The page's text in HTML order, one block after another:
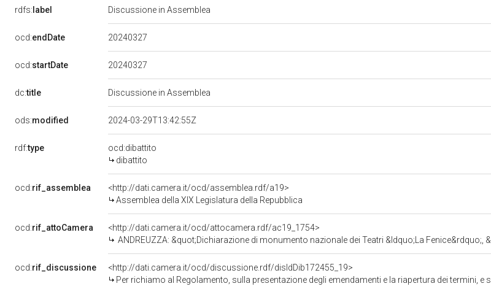
rdfs: label Discussione in Assemblea
ocd:endDate 20240327
ocd:startDate 20240327
dc:title Discussione in Assemblea
ods:modified 2024-03-29T13:42:55Z
rdf:type
ocd:dibattito
dibattito
ocd:rif_assemblea
<http://dati.camera.it/ocd/assemblea.rdf/a19>
Assemblea della XIX Legislatura della Repubblica
ocd:rif_attoCamera
<http://dati.camera.it/ocd/attocamera.rdf/ac19_1754>
ANDREUZZA: &quot;Dichiarazione di monumento nazionale dei Teatri &ldquo;La Fenice&rdquo;,
ocd:rif_discussione
<http://dati.camera.it/ocd/discussione.rdf/disIdDib172455_19>
Per richiamo al Regolamento, sulla presentazione degli emendamenti e la riapertura dei termini, e sull'ordine dei lavori, per il